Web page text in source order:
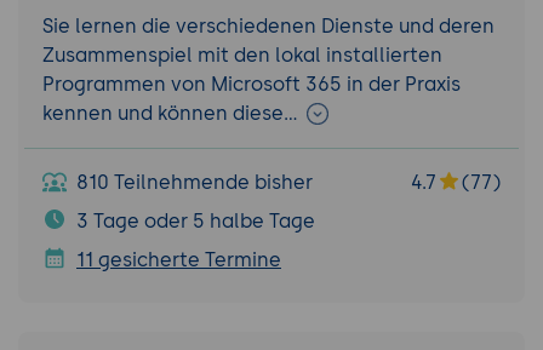
Sie lernen die verschiedenen Dienste und deren
Zusammenspiel mit den lokal installierten
Programmen von Microsoft 365 in der Praxis
kennen und können diese…
810 Teilnehmende bisher 4.7
(77)
3 Tage oder 5 halbe Tage
11 gesicherte Termine